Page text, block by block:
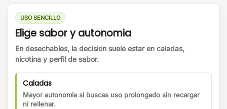
USO SENCILLO
Elige sabor y autonomia
En desechables, la decision suele estar en caladas,
nicotina y perfil de sabor.
Caladas
Mayor autonomia si buscas uso prolongado sin recargar
ni rellenar.